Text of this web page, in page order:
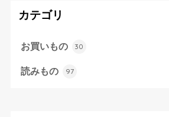
カテゴリ
お買いもの 30
読みもの 97